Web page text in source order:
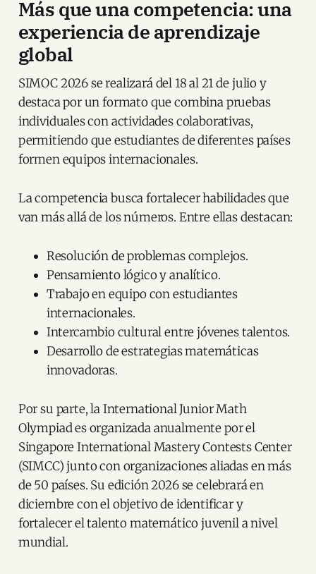
Más que una competencia: una
experiencia de aprendizaje
global
SIMOC 2026 se realizará del 18 al 21 de julio y
destaca por un formato que combina pruebas
individuales con actividades colaborativas,
permitiendo que estudiantes de diferentes países
formen equipos internacionales.
La competencia busca fortalecer habilidades que
van más allá de los números. Entre ellas destacan:
Resolución de problemas complejos.
Pensamiento lógico y analítico.
Trabajo en equipo con estudiantes
internacionales.
Intercambio cultural entre jóvenes talentos.
Desarrollo de estrategias matemáticas
innovadoras.
Por su parte, la International Junior Math
Olympiad es organizada anualmente por el
Singapore International Mastery Contests Center
(SIMCC) junto con organizaciones aliadas en más
de 50 países. Su edición 2026 se celebrará en
diciembre con el objetivo de identificar y
fortalecer el talento matemático juvenil a nivel
mundial.